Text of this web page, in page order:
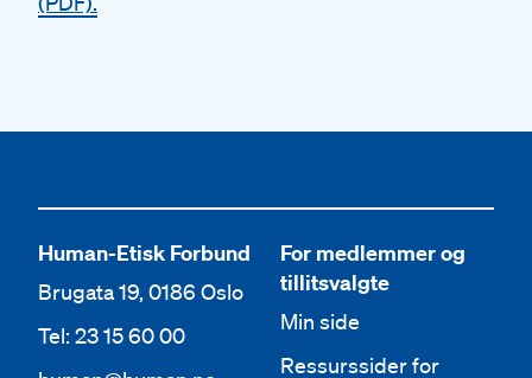
Human-Etisk Forbund
Brugata 19, 0186 Oslo
Tel: 23 15 60 00
For medlemmer og
tillitsvalgte
Min side
Ressurssider for